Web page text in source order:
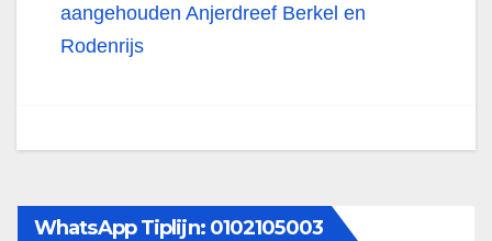
aangehouden Anjerdreef Berkel en
Rodenrijs
WhatsApp Tiplijn: 0102105003